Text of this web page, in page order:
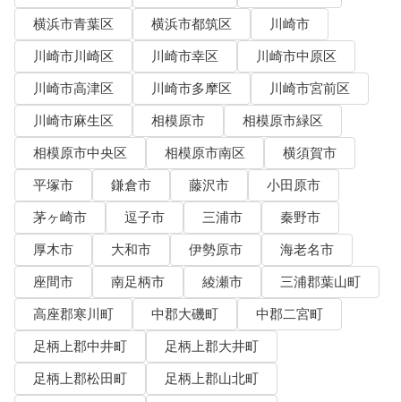
横浜市青葉区
横浜市都筑区
川崎市
川崎市川崎区
川崎市幸区
川崎市中原区
川崎市高津区
川崎市多摩区
川崎市宮前区
川崎市麻生区
相模原市
相模原市緑区
相模原市中央区
相模原市南区
横須賀市
平塚市
鎌倉市 藤沢市
小田原市
茅ヶ崎市
逗子市 三浦市
秦野市
厚木市
大和市 伊勢原市
海老名市
座間市
南足柄市 綾瀬市
三浦郡葉山町
高座郡寒川町
中郡大磯町
中郡二宮町
足柄上郡中井町
足柄上郡大井町
足柄上郡松田町
足柄上郡山北町